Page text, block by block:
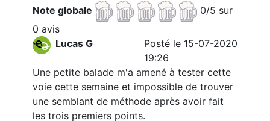
Note globale
0/5 sur
0 avis
Lucas G
Posté le 15-07-2020
19:26
Une petite balade m'a amené à tester cette
voie cette semaine et impossible de trouver
une semblant de méthode après avoir fait
les trois premiers points.